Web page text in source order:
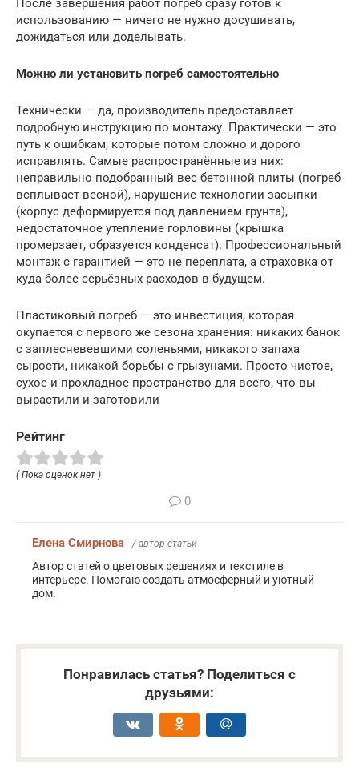
После завершения работ погреб сразу готов к
использованию — ничего не нужно досушивать,
дожидаться или доделывать.
Можно ли установить погреб самостоятельно
Технически — да, производитель предоставляет
подробную инструкцию по монтажу. Практически — это
путь к ошибкам, которые потом сложно и дорого
исправлять. Самые распространённые из них:
неправильно подобранный вес бетонной плиты (погреб
всплывает весной), нарушение технологии засыпки
(корпус деформируется под давлением грунта),
недостаточное утепление горловины (крышка
промерзает, образуется конденсат). Профессиональный
монтаж с гарантией — это не переплата, а страховка от
куда более серьёзных расходов в будущем.
Пластиковый погреб — это инвестиция, которая
окупается с первого же сезона хранения: никаких банок
с заплесневевшими соленьями, никакого запаха
сырости, никакой борьбы с грызунами. Просто чистое,
сухое и прохладное пространство для всего, что вы
вырастили и заготовили
Рейтинг
( Пока оценок нет )
0
Елена Смирнова / автор статьи
Автор статей о цветовых решениях и текстиле в
интерьере. Помогаю создать атмосферный и уютный
дом.
Понравилась статья? Поделиться с
друзьями: